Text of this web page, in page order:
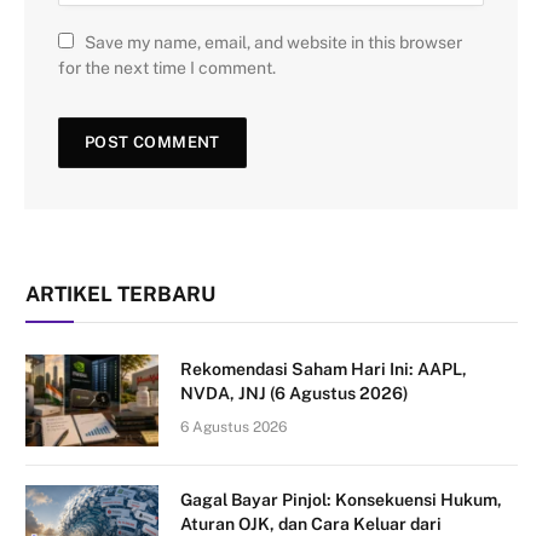
Save my name, email, and website in this browser
for the next time I comment.
ARTIKEL TERBARU
Rekomendasi Saham Hari Ini: AAPL,
NVDA, JNJ (6 Agustus 2026)
6 Agustus 2026
Gagal Bayar Pinjol: Konsekuensi Hukum,
Aturan OJK, dan Cara Keluar dari